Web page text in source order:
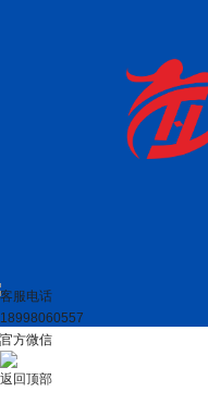
客服电话
18998060557
官方微信
返回顶部